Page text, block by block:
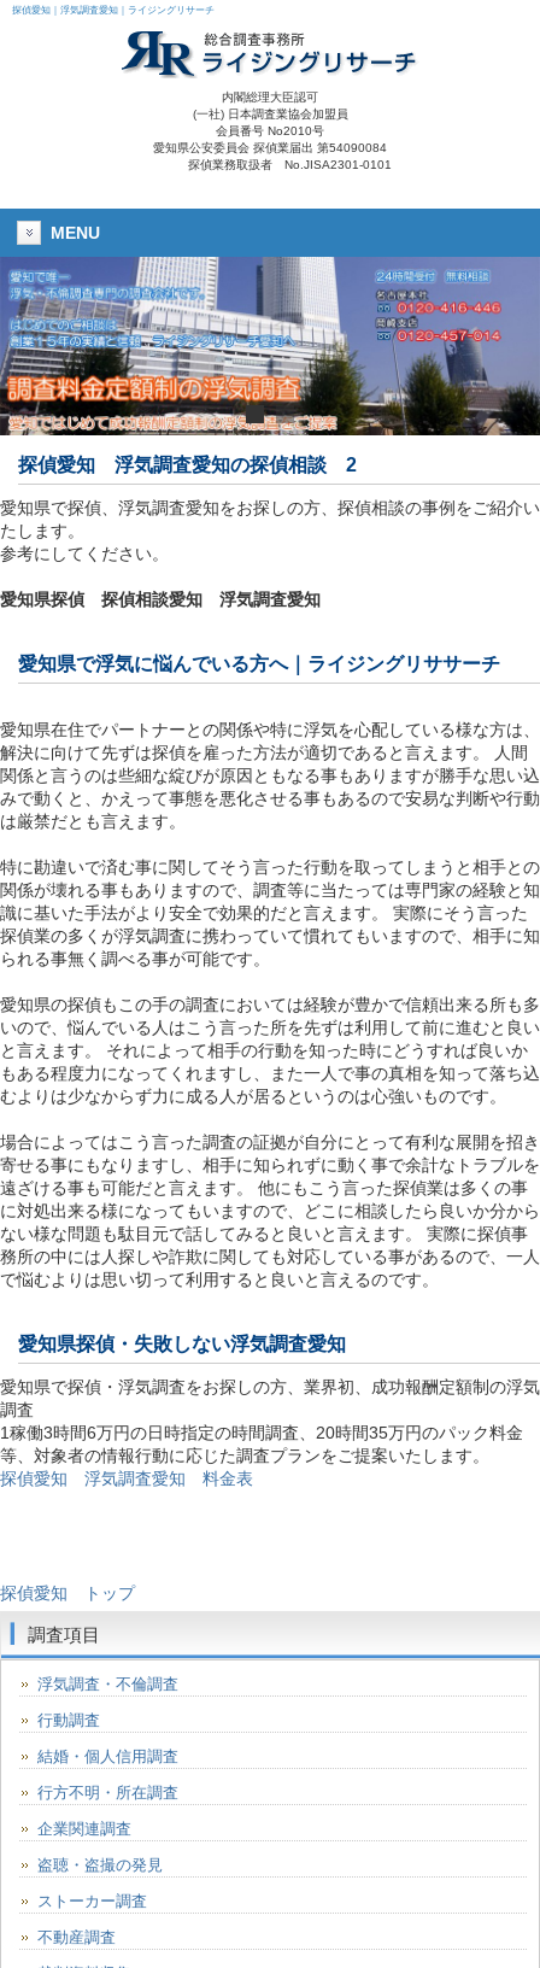
探偵愛知｜浮気調査愛知｜ライジングリサーチ
内閣総理大臣認可
(一社) 日本調査業協会加盟員
会員番号 No2010号
愛知県公安委員会 探偵業届出 第54090084
探偵業務取扱者 No.JISA2301-0101
MENU
探偵愛知 浮気調査愛知の探偵相談 2
愛知県で探偵、浮気調査愛知をお探しの方、探偵相談の事例をご紹介い
たします。
参考にしてください。
愛知県探偵 探偵相談愛知 浮気調査愛知
愛知県で浮気に悩んでいる方へ｜ライジングリササーチ
愛知県在住でパートナーとの関係や特に浮気を心配している様な方は、
解決に向けて先ずは探偵を雇った方法が適切であると言えます。 人間
関係と言うのは些細な綻びが原因ともなる事もありますが勝手な思い込
みで動くと、かえって事態を悪化させる事もあるので安易な判断や行動
は厳禁だとも言えます。
特に勘違いで済む事に関してそう言った行動を取ってしまうと相手との
関係が壊れる事もありますので、調査等に当たっては専門家の経験と知
識に基いた手法がより安全で効果的だと言えます。 実際にそう言った
探偵業の多くが浮気調査に携わっていて慣れてもいますので、相手に知
られる事無く調べる事が可能です。
愛知県の探偵もこの手の調査においては経験が豊かで信頼出来る所も多
いので、悩んでいる人はこう言った所を先ずは利用して前に進むと良い
と言えます。 それによって相手の行動を知った時にどうすれば良いか
もある程度力になってくれますし、また一人で事の真相を知って落ち込
むよりは少なからず力に成る人が居るというのは心強いものです。
場合によってはこう言った調査の証拠が自分にとって有利な展開を招き
寄せる事にもなりますし、相手に知られずに動く事で余計なトラブルを
遠ざける事も可能だと言えます。 他にもこう言った探偵業は多くの事
に対処出来る様になってもいますので、どこに相談したら良いか分から
ない様な問題も駄目元で話してみると良いと言えます。 実際に探偵事
務所の中には人探しや詐欺に関しても対応している事があるので、一人
で悩むよりは思い切って利用すると良いと言えるのです。
愛知県探偵・失敗しない浮気調査愛知
愛知県で探偵・浮気調査をお探しの方、業界初、成功報酬定額制の浮気
調査
1稼働3時間6万円の日時指定の時間調査、20時間35万円のパック料金
等、対象者の情報行動に応じた調査プランをご提案いたします。
探偵愛知 浮気調査愛知 料金表
探偵愛知 トップ
調査項目
浮気調査・不倫調査
行動調査
結婚・個人信用調査
行方不明・所在調査
企業関連調査
盗聴・盗撮の発見
ストーカー調査
不動産調査